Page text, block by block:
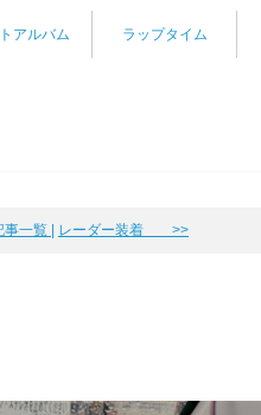
アルバム ラップタイム
事一覧 | レーダー装着 >>